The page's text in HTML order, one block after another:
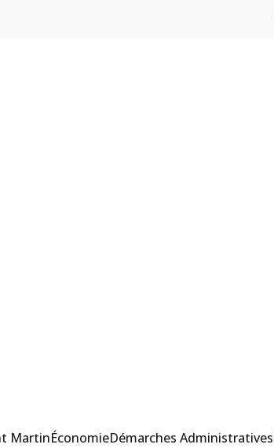
MartinÉconomieDémarches Administratives